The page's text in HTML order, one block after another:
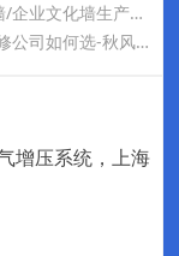
2026年7月焕新：苏州有实力的企业文化墙/企业文化墙生产商哪家强
2026年7月解析：目前专业的装修/法式装修公司如何选-秋风设计
增压系统，上海